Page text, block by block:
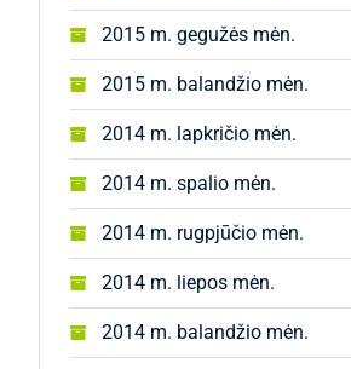
2015 m. gegužės mėn.
2015 m. balandžio mėn.
2014 m. lapkričio mėn.
2014 m. spalio mėn.
2014 m. rugpjūčio mėn.
2014 m. liepos mėn.
2014 m. balandžio mėn.